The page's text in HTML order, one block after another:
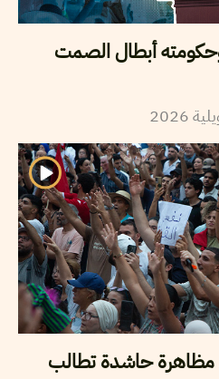
أبطال الصمت
2026
مظاهرة حاشدة تطالب